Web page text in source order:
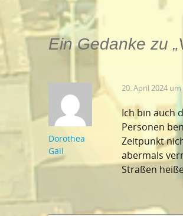
Ein Gedanke zu „
Dorothea
Gail
20. April 2024
Ich bin auch
Personen
Zeitpunkt
abermals
Straßen